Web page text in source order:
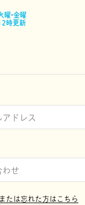
曜•金曜
時更新
たは忘れた方はこちら